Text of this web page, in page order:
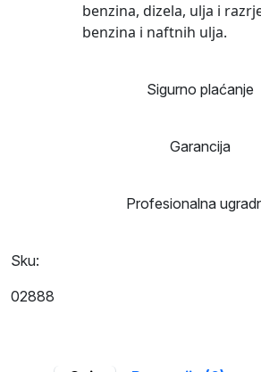
benzina, dizela, ulja i
benzina i naftnih ulja.
Sigurno plaćanje
Garancija
Profesionalna
Sku:
02888